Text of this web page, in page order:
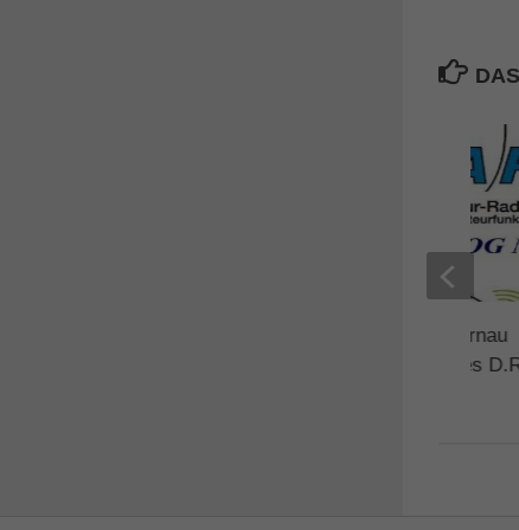
Fieldday OV C03 Murnau
(Außenstelle Nord des